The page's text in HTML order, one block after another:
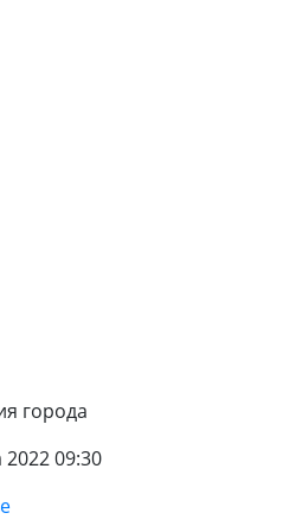
города
2022 09:30